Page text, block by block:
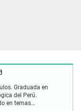
Graduada en
del Perú.
en temas